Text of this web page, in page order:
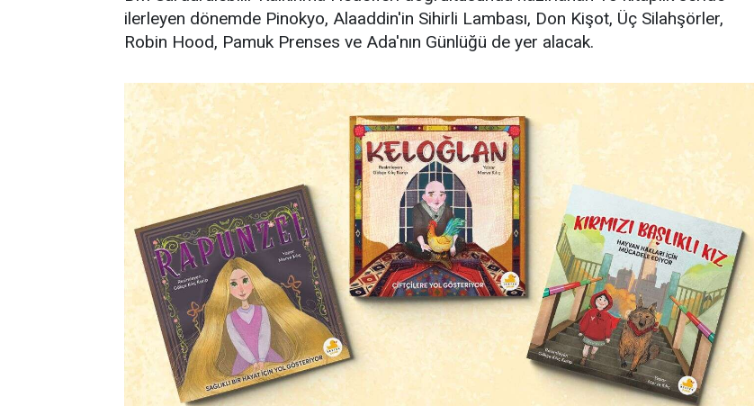
ilerleyen dönemde Pinokyo, Alaaddin'in Sihirli Lambası, Don Kişot, Üç Silahşörler,
Robin Hood, Pamuk Prenses ve Ada'nın Günlüğü de yer alacak.